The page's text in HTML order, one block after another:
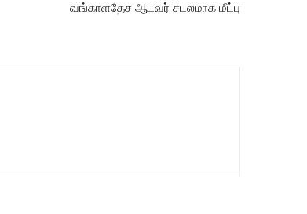
வங்காளதேச ஆடவர் சடலமாக மீட்பு